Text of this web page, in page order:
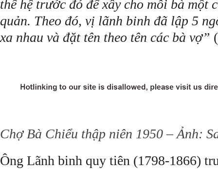
thế hệ trước đó để xây cho mỗi bà một
quản. Theo đó, vị lãnh binh đã lập 5
xa nhau và đặt tên theo tên các bà vợ”
Chợ Bà Chiểu thập niên 1950 – Ảnh:
Ông Lãnh binh quy tiên (1798-1866)